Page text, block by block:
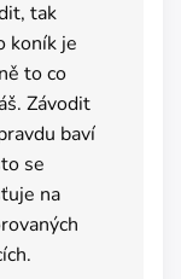
tak
koník je
to co
Závodit
baví
se
na